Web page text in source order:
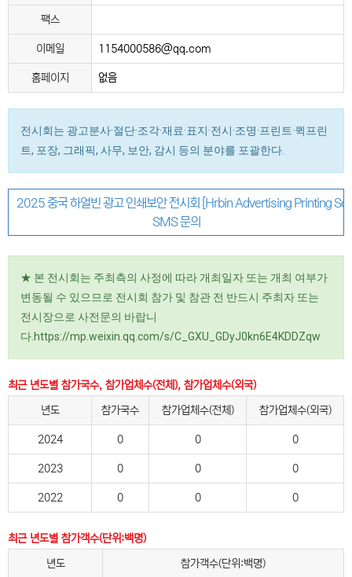
팩스
이메일 1154000586@qq.com
홈페이지 없음
전시회는 광고분사·절단·조각·재료·표지·전시·조명·프린트·퀵프린
트, 포장, 그래픽, 사무, 보안, 감시 등의 분야를 포괄한다.
2025 중국 하얼빈 광고 인쇄보안 전시회 [Hrbin Advertising Printing
SMS 문의
★ 본 전시회는 주최측의 사정에 따라 개최일자 또는 개최 여부가
변동될 수 있으므로 전시회 참가 및 참관 전 반드시 주최자 또는
전시장으로 사전문의 바랍니
다.https://mp.weixin.qq.com/s/C_GXU_GDyJ0kn6E4KDDZqw
최근 년도별 참가국수, 참가업체수(전체), 참가업체수(외국)
년도
참가국수 참가업체수(전체) 참가업체수(외국)
2024 0 0 0
2023 0 0 0
2022 0 0 0
최근 년도별 참가객수(단위:백명)
년도
참가객수(단위:백명)